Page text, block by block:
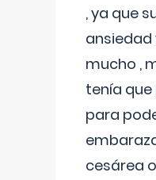
, ya que
ansiedad
mucho ,
tenía
para
cesárea